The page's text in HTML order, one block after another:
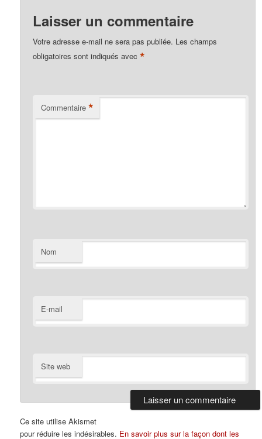
Laisser un commentaire
Votre adresse e-mail ne sera pas publiée. Les champs
obligatoires sont indiqués avec*
Commentaire *
Nom
E-mail
Site web
Ce site utilise Akismet
pour réduire les indésirables. En savoir plus sur la façon dont les